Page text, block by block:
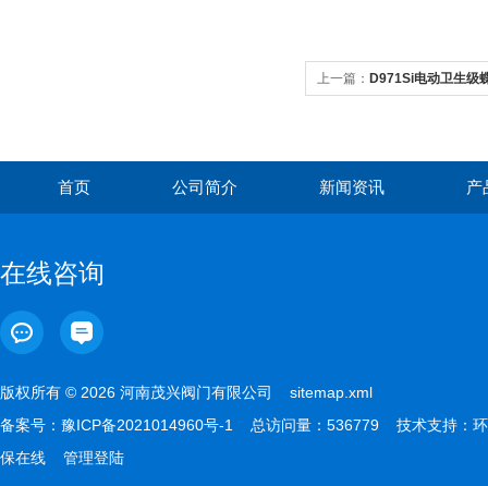
上一篇： D971Si电动卫生级
首页 公司简介 新闻资讯 产
在线咨询
版权所有 © 2026 河南茂兴阀门有限公司 sitemap.xml
备案号： 豫ICP备2021014960号-1 总访问量：536779 技术支持： 环
保在线
管理登陆